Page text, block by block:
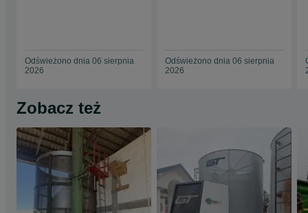
Odświeżono dnia 06 sierpnia
2026
Odświeżono dnia 06 sierpnia
2026
Zobacz też